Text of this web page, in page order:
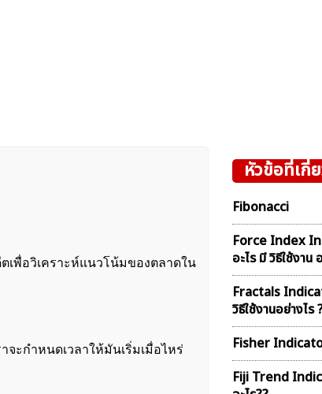
เพื่อวิเคราะห์แนวโน้มของตลาดใน
จะกำหนดเวลาให้มันเริ่มเมื่อไหร่
หัวข้อที่เกี่
Fibonacci
Force Index
อะไร มี วิธีใช้งาน
Fractals
วิธีใช้งานอย่างไร
Fisher
Fiji Trend